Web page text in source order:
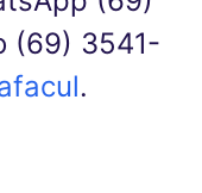
(69) 3541-
.